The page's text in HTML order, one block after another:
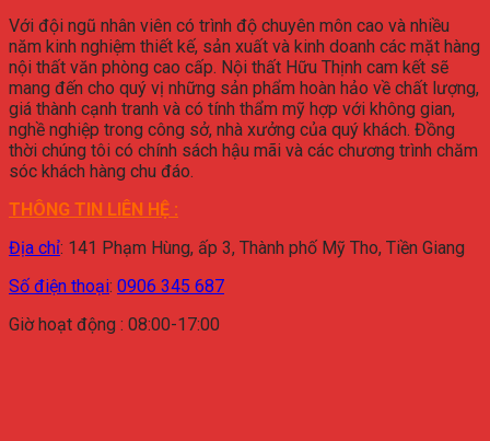
Với đội ngũ nhân viên có trình độ chuyên môn cao và nhiều
năm kinh nghiệm thiết kế, sản xuất và kinh doanh các mặt hàng
nội thất văn phòng cao cấp. Nội thất Hữu Thịnh cam kết sẽ
mang đến cho quý vị những sản phẩm hoàn hảo về chất lượng,
giá thành cạnh tranh và có tính thẩm mỹ hợp với không gian,
nghề nghiệp trong công sở, nhà xưởng của quý khách. Đồng
thời chúng tôi có chính sách hậu mãi và các chương trình chăm
sóc khách hàng chu đáo.
THÔNG TIN LIÊN HỆ :
Địa chỉ: 141 Phạm Hùng, ấp 3, Thành phố Mỹ Tho, Tiền Giang
Số điện thoại: 0906 345 687
Giờ hoạt động : 08:00-17:00